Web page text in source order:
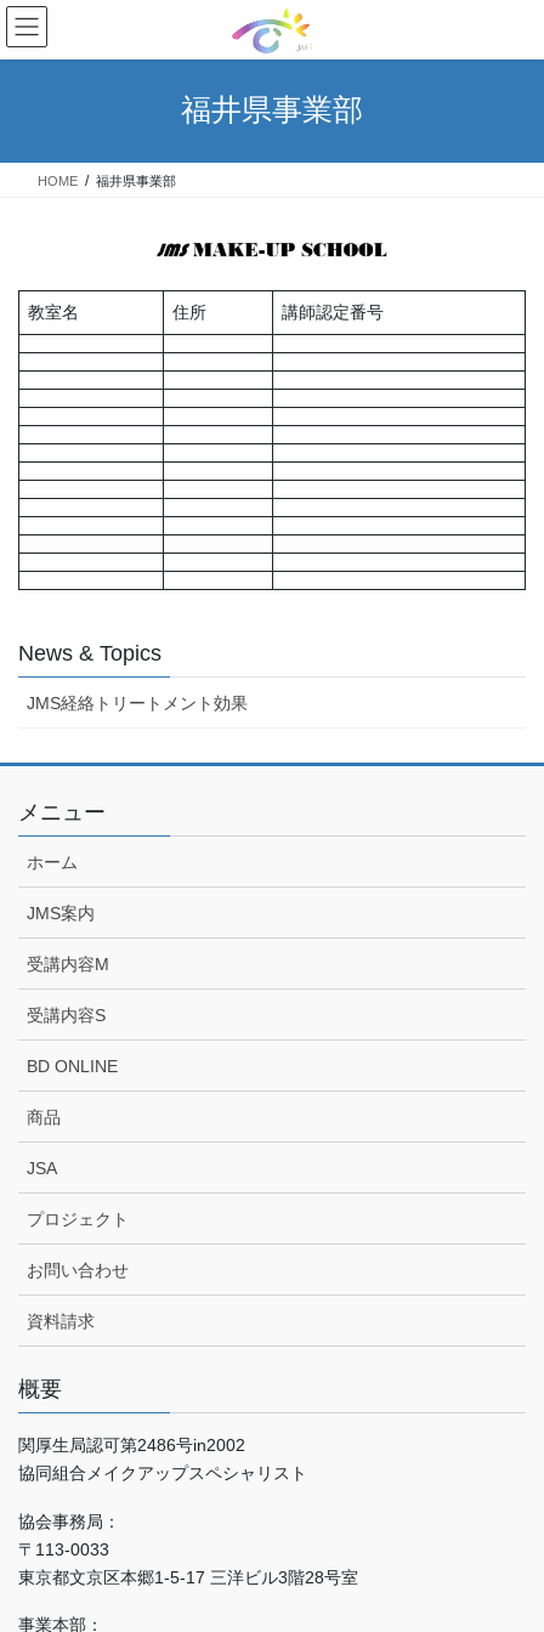
コ
ン
テ
ス
ナ
ビ
ゲ
ン
福井県事業部
HOME 福井県事業部
教室名 住所 講師認定番号
News & Topics
JMS経絡トリートメント効果
メニュー
ホーム
JMS案内
受講内容M
受講内容S
BD ONLINE
商品
JSA
プロジェクト
お問い合わせ
資料請求
概要
関厚生局認可第2486号in2002
協同組合メイクアップスペシャリスト
協会事務局：
〒113-0033
東京都文京区本郷1-5-17 三洋ビル3階28号室
事業本部：